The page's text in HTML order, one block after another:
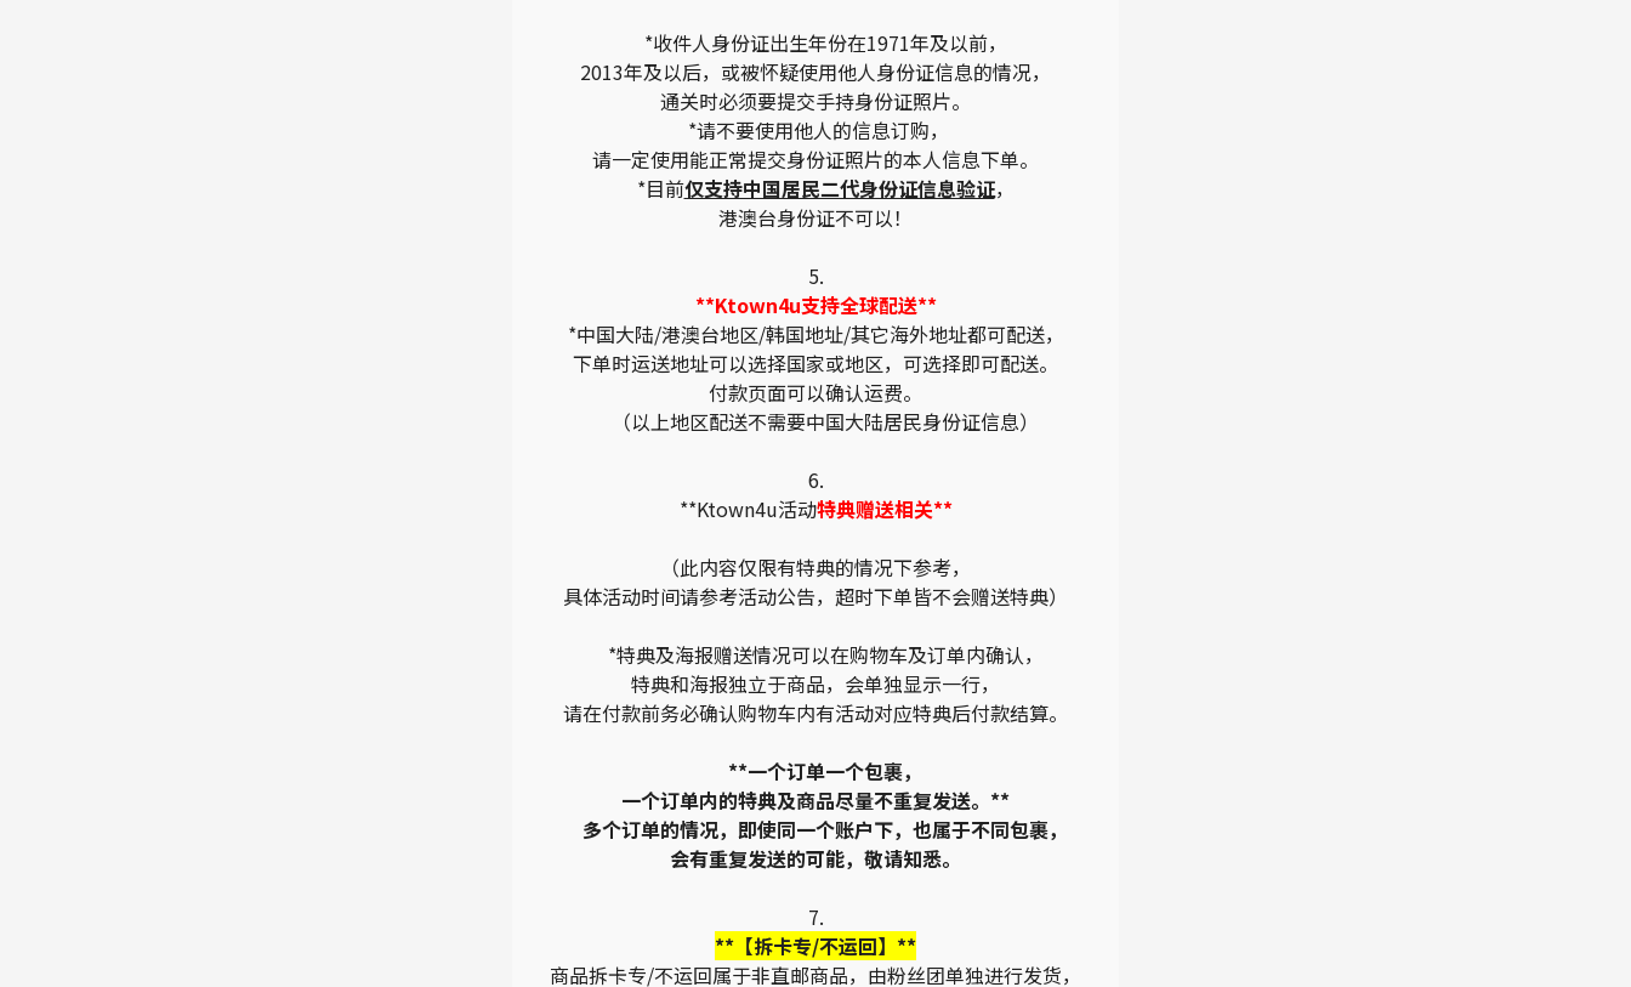
*收件人身份证出生年份在1971年及以前，
2013年及以后，或被怀疑使用他人身份证信息的情况，
通关时必须要提交手持身份证照片。
*请不要使用他人的信息订购，
请一定使用能正常提交身份证照片的本人信息下单。
*目前仅支持中国居民二代身份证信息验证，
港澳台身份证不可以！
5.
**Ktown4u支持全球配送**
*中国大陆/港澳台地区/韩国地址/其它海外地址都可配送，
下单时运送地址可以选择国家或地区，可选择即可配送。
付款页面可以确认运费。
（以上地区配送不需要中国大陆居民身份证信息）
6.
**Ktown4u活动特典赠送相关**
（此内容仅限有特典的情况下参考，
具体活动时间请参考活动公告，超时下单皆不会赠送特典）
*特典及海报赠送情况可以在购物车及订单内确认，
特典和海报独立于商品，会单独显示一行，
请在付款前务必确认购物车内有活动对应特典后付款结算。
**一个订单一个包裹，
一个订单内的特典及商品尽量不重复发送。**
多个订单的情况，即使同一个账户下，也属于不同包裹，
会有重复发送的可能，敬请知悉。
7.
**【拆卡专/不运回】**
商品拆卡专/不运回属于非直邮商品，由粉丝团单独进行发货，